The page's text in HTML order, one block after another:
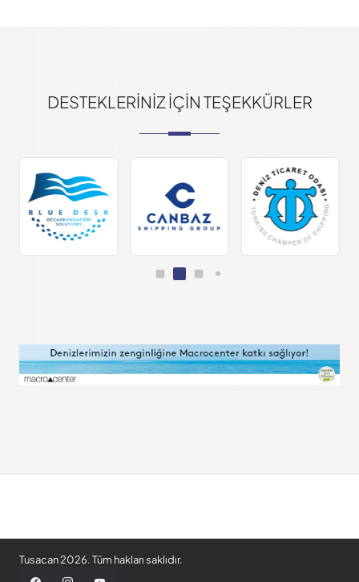
DESTEKLERINIZ IÇIN TEŞEKKÜRLER
Tusacan 2026. Tüm hakları saklıdır.